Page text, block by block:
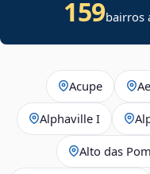
159bairros
Acupe
Alphaville I
Alto das